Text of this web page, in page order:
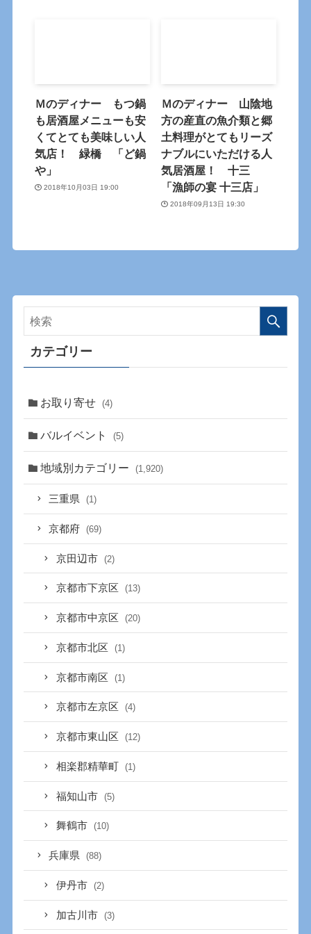
Ｍのディナー もつ鍋
も居酒屋メニューも安
くてとても美味しい人
気店！ 緑橋 「ど鍋
や」
2018年10月03日 19:00
Ｍのディナー 山陰地
方の産直の魚介類と郷
土料理がとてもリーズ
ナブルにいただける人
気居酒屋！ 十三
「漁師の宴 十三店」
2018年09月13日 19:30
カテゴリー
お取り寄せ (4)
バルイベント (5)
地域別カテゴリー (1,920)
三重県 (1)
京都府 (69)
京田辺市 (2)
京都市下京区 (13)
京都市中京区 (20)
京都市北区 (1)
京都市南区 (1)
京都市左京区 (4)
京都市東山区 (12)
相楽郡精華町 (1)
福知山市 (5)
舞鶴市 (10)
兵庫県 (88)
伊丹市 (2)
加古川市 (3)